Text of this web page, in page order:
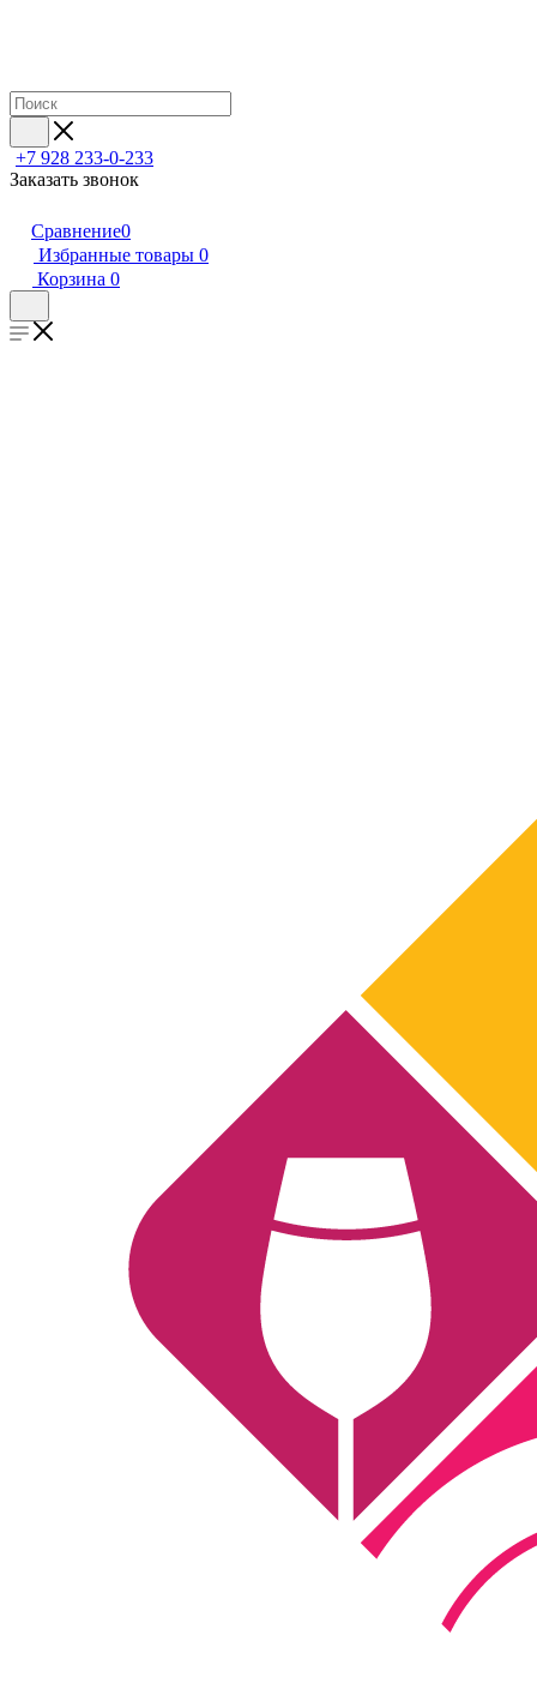
+7 928 233-0-233
Заказать звонок
Сравнение0
Избранные товары 0
Корзина 0